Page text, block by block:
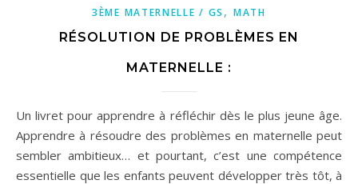
3ÈME MATERNELLE / GS ,MATH
RÉSOLUTION DE PROBLÈMES EN
MATERNELLE :
Un livret pour apprendre à réfléchir dès le plus jeune âge.
Apprendre à résoudre des problèmes en maternelle peut
sembler ambitieux… et pourtant, c’est une compétence
essentielle que les enfants peuvent développer très tôt, à